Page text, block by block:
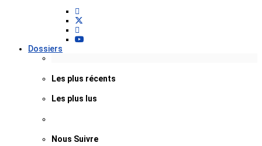
Dossiers
Les plus récents
Les plus lus
Nous Suivre